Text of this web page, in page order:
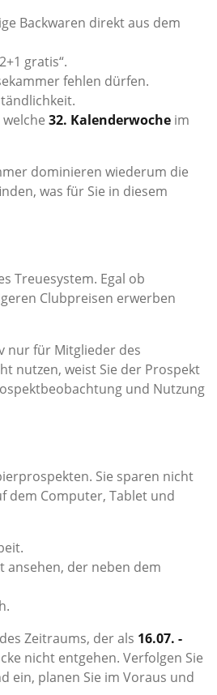
Backwaren direkt aus dem
gratis“.
fehlen dürfen.
32. Kalenderwoche im
dominieren wiederum die
was für Sie in diesem
Treuesystem. Egal ob
Clubpreisen erwerben
nur für Mitglieder des
nutzen, weist Sie der Prospekt
und Nutzung
Sie sparen nicht
dem Computer, Tablet und
ansehen, der neben dem
Zeitraums, der als 16.07. -
nicht entgehen. Verfolgen Sie
ein, planen Sie im Voraus und